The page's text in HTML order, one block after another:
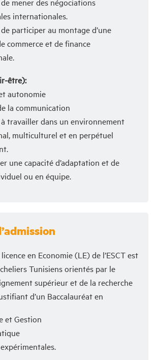
mener des négociations
internationales.
participer au montage d’une
commerce et de finance
être):
autonomie
la communication
travailler dans un environnement
multiculturel et en perpétuel
une capacité d’adaptation et de
ou en équipe.
en Economie (LE) de l’ESCT est
Tunisiens orientés par le
supérieur et de la recherche
d’un Baccalauréat en
et Gestion